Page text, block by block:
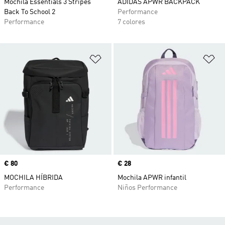
Mochila Essentials 3 Stripes
Back To School 2
Performance
ADIDAS APWR BACKPACK
Performance
7 colores
Añadir a la lista de deseos
Precio
€ 80
MOCHILA HÍBRIDA
Performance
Precio
€ 28
Mochila APWR infantil
Niños Performance